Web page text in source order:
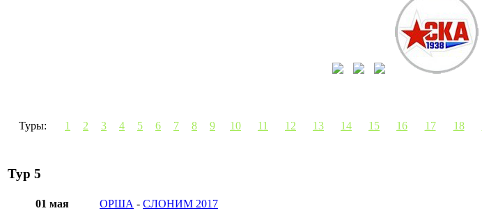
Туры: 1 2 3 4 5 6 7 8 9 10 11 12 13 14 15 16 17 18
Тур 5
01 мая ОРША - СЛОНИМ 2017